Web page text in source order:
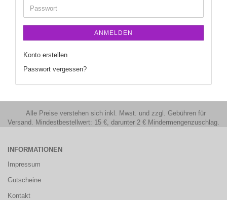
ANMELDEN
Konto erstellen
Passwort vergessen?
Alle Preise verstehen sich inkl. Mwst. und zzgl. Gebühren für
Versand. Mindestbestellwert: 15 €, darunter 2 € Mindermengenzuschlag.
INFORMATIONEN
Impressum
Gutscheine
Kontakt